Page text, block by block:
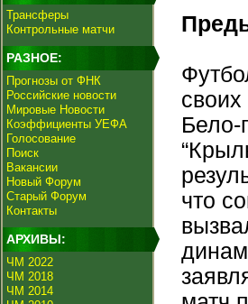
Трансферы
Контрольные матчи
РАЗНОЕ:
Прогнозы от ФНК
Российские новости
Мировые Новости
Коэффициенты УЕФА
Голосование
Поиск
Вакансии
Новый Форум
Старый Форум
Контакты
АРХИВЫ:
ЧМ 2022
ЧМ 2018
ЧМ 2014
Бело-
что